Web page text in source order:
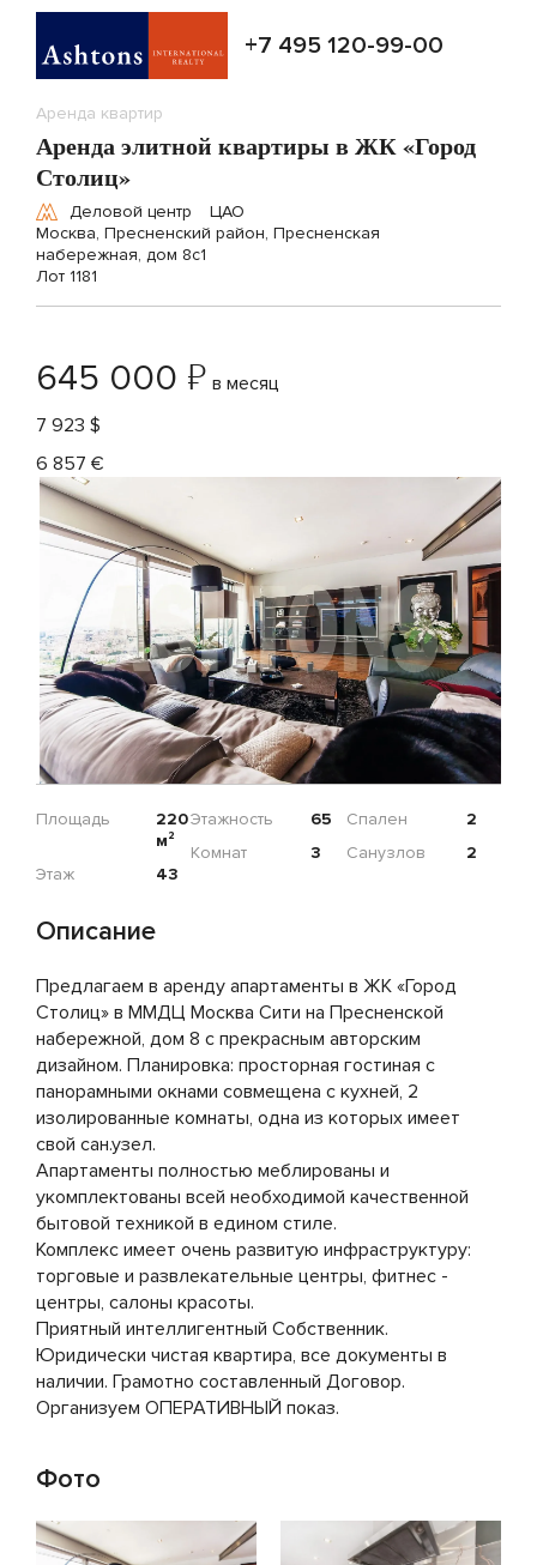
+7 495 120-99-00
Аренда квартир
Аренда элитной квартиры в ЖК «Город
Столиц»
Деловой центр
ЦАО
Москва, Пресненский район, Пресненская
набережная, дом 8с1
Лот 1181
645 000 ₽ в месяц
7 923 $
6 857 €
Площадь
220
м²
Этаж
43
Этажность
65
Комнат
3
Спален
2
Санузлов
2
Описание
Предлагаем в аренду апартаменты в ЖК «Город
Столиц» в ММДЦ Москва Сити на Пресненской
набережной, дом 8 с прекрасным авторским
дизайном. Планировка: просторная гостиная с
панорамными окнами совмещена с кухней, 2
изолированные комнаты, одна из которых имеет
свой сан.узел.
Апартаменты полностью меблированы и
укомплектованы всей необходимой качественной
бытовой техникой в едином стиле.
Комплекс имеет очень развитую инфраструктуру:
торговые и развлекательные центры, фитнес -
центры, салоны красоты.
Приятный интеллигентный Собственник.
Юридически чистая квартира, все документы в
наличии. Грамотно составленный Договор.
Организуем ОПЕРАТИВНЫЙ показ.
Фото